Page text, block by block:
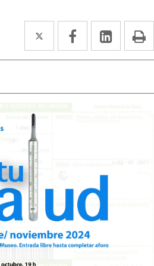
Twitter
Enlace
a
aplicación
Facebook
Enlace
a
aplicación
Enlace
a